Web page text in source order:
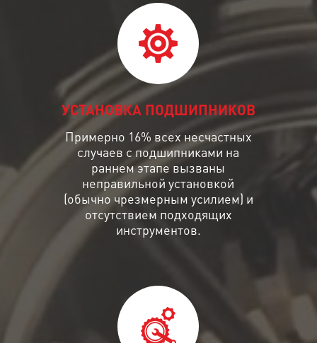
УСТАНОВКА ПОДШИПНИКОВ
Примерно 16% всех несчастных
случаев с подшипниками на
раннем этапе вызваны
неправильной установкой
(обычно чрезмерным усилием) и
отсутствием подходящих
инструментов.